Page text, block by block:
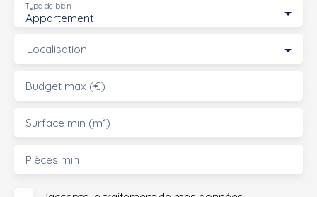
Appartement
Type de bien
Localisation
Budget max (€)
Surface min (m²)
Pièces min